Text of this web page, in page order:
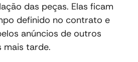
das peças. Elas ficam
definido no contrato e
anúncios de outros
mais tarde.